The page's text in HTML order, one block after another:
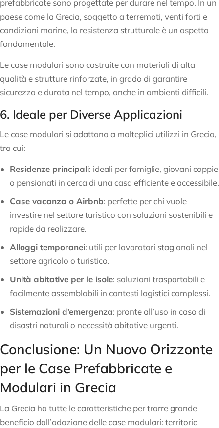
prefabbricate sono progettate per durare nel tempo. In un
paese come la Grecia, soggetto a terremoti, venti forti e
condizioni marine, la resistenza strutturale è un aspetto
fondamentale.
Le case modulari sono costruite con materiali di alta
qualità e strutture rinforzate, in grado di garantire
sicurezza e durata nel tempo, anche in ambienti difficili.
6. Ideale per Diverse Applicazioni
Le case modulari si adattano a molteplici utilizzi in Grecia,
tra cui:
Residenze principali: ideali per famiglie, giovani coppie
o pensionati in cerca di una casa efficiente e accessibile.
Case vacanza o Airbnb: perfette per chi vuole
investire nel settore turistico con soluzioni sostenibili e
rapide da realizzare.
Alloggi temporanei: utili per lavoratori stagionali nel
settore agricolo o turistico.
Unità abitative per le isole: soluzioni trasportabili e
facilmente assemblabili in contesti logistici complessi.
Sistemazioni d’emergenza: pronte all’uso in caso di
disastri naturali o necessità abitative urgenti.
Conclusione: Un Nuovo Orizzonte
per le Case Prefabbricate e
Modulari in Grecia
La Grecia ha tutte le caratteristiche per trarre grande
beneficio dall’adozione delle case modulari: territorio